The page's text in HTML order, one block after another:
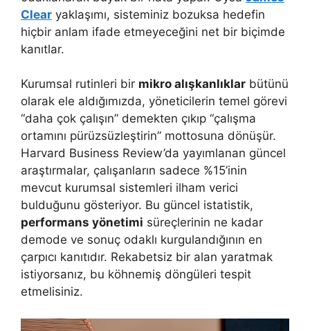
Clear yaklaşımı, sisteminiz bozuksa hedefin
hiçbir anlam ifade etmeyeceğini net bir biçimde
kanıtlar.
Kurumsal rutinleri bir mikro alışkanlıklar bütünü
olarak ele aldığımızda, yöneticilerin temel görevi
“daha çok çalışın” demekten çıkıp “çalışma
ortamını pürüzsüzleştirin” mottosuna dönüşür.
Harvard Business Review’da yayımlanan güncel
araştırmalar, çalışanların sadece %15’inin
mevcut kurumsal sistemleri ilham verici
bulduğunu gösteriyor. Bu güncel istatistik,
performans yönetimi süreçlerinin ne kadar
demode ve sonuç odaklı kurgulandığının en
çarpıcı kanıtıdır. Rekabetsiz bir alan yaratmak
istiyorsanız, bu köhnemiş döngüleri tespit
etmelisiniz.